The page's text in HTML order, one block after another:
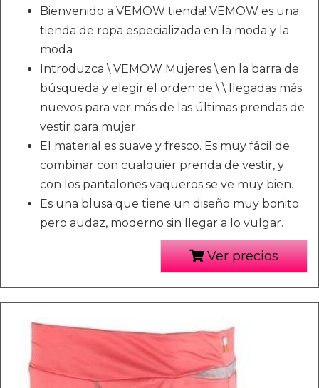
Bienvenido a VEMOW tienda! VEMOW es una
tienda de ropa especializada en la moda y la
moda
Introduzca \ VEMOW Mujeres \ en la barra de
búsqueda y elegir el orden de \ \ llegadas más
nuevos para ver más de las últimas prendas de
vestir para mujer.
El material es suave y fresco. Es muy fácil de
combinar con cualquier prenda de vestir, y
con los pantalones vaqueros se ve muy bien.
Es una blusa que tiene un diseño muy bonito
pero audaz, moderno sin llegar a lo vulgar.
Ver precios